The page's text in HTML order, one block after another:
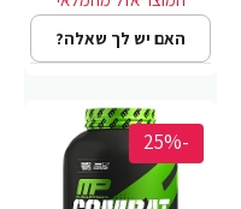
האם יש לך שאלה?
-25%